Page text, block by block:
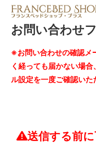
お問い合わせ
※お問い合わせの確認メ
く経っても届かない場
ル設定を一度ご確認いた
送信する前